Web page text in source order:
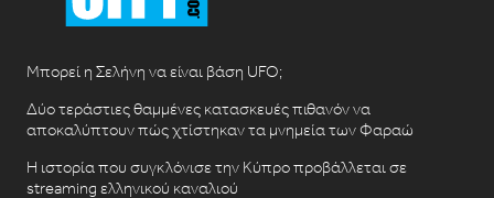
Μπορεί η Σελήνη να είναι βάση UFO;
Δύο τεράστιες θαμμένες κατασκευές πιθανόν να
αποκαλύπτουν πώς χτίστηκαν τα μνημεία των Φαραώ
Η ιστορία που συγκλόνισε την Κύπρο προβάλλεται σε
streaming ελληνικού καναλιού